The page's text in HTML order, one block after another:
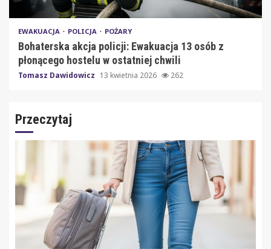
EWAKUACJA POLICJA POŻARY
Bohaterska akcja policji: Ewakuacja 13 osób z
płonącego hostelu w ostatniej chwili
Tomasz Dawidowicz 13 kwietnia 2026 262
Przeczytaj